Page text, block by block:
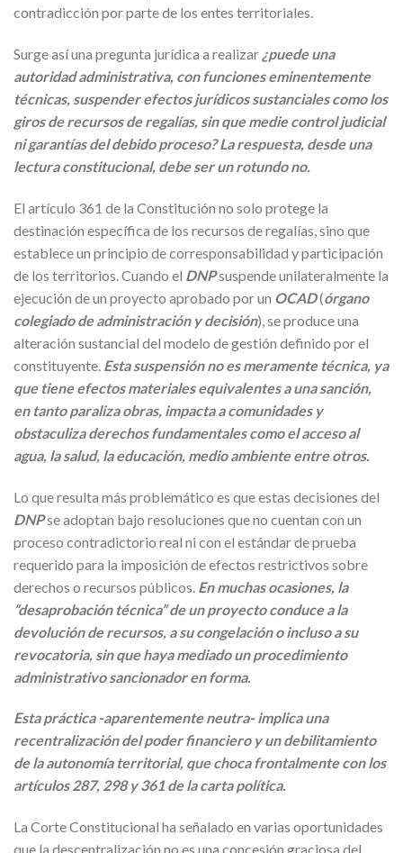
contradicción por parte de los entes territoriales.
Surge así una pregunta jurídica a realizar ¿puede una
autoridad administrativa, con funciones eminentemente
técnicas, suspender efectos jurídicos sustanciales como los
giros de recursos de regalías, sin que medie control judicial
ni garantías del debido proceso? La respuesta, desde una
lectura constitucional, debe ser un rotundo no.
El artículo 361 de la Constitución no solo protege la
destinación específica de los recursos de regalías, sino que
establece un principio de corresponsabilidad y participación
de los territorios. Cuando el DNPsuspende unilateralmente la
ejecución de un proyecto aprobado por un OCAD(órgano
colegiado de administración y decisión), se produce una
alteración sustancial del modelo de gestión definido por el
constituyente. Esta suspensión no es meramente técnica, ya
que tiene efectos materiales equivalentes a una sanción,
en tanto paraliza obras, impacta a comunidades y
obstaculiza derechos fundamentales como el acceso al
agua, la salud, la educación, medio ambiente entre otros.
Lo que resulta más problemático es que estas decisiones del
DNPse adoptan bajo resoluciones que no cuentan con un
proceso contradictorio real ni con el estándar de prueba
requerido para la imposición de efectos restrictivos sobre
derechos o recursos públicos. En muchas ocasiones, la
“desaprobación técnica” de un proyecto conduce a la
devolución de recursos, a su congelación o incluso a su
revocatoria, sin que haya mediado un procedimiento
administrativo sancionador en forma.
Esta práctica -aparentemente neutra- implica una
recentralización del poder financiero y un debilitamiento
de la autonomía territorial, que choca frontalmente con los
artículos 287, 298 y 361 de la carta política.
La Corte Constitucional ha señalado en varias oportunidades
que la descentralización no es una concesión graciosa del